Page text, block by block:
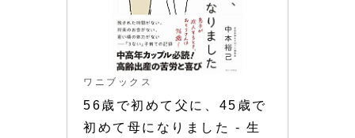
ワニブックス
56歳で初めて父に、45歳で
初めて母になりました - 生